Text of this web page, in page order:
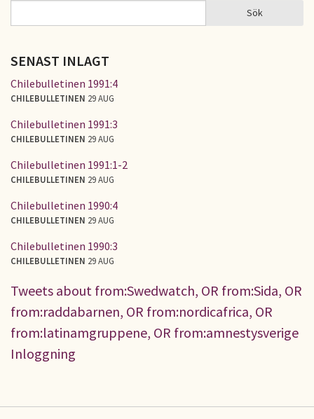
SÖKFORMULÄR Sök
SENAST INLAGT
Chilebulletinen 1991:4
CHILEBULLETINEN 29 AUG
Chilebulletinen 1991:3
CHILEBULLETINEN 29 AUG
Chilebulletinen 1991:1-2
CHILEBULLETINEN 29 AUG
Chilebulletinen 1990:4
CHILEBULLETINEN 29 AUG
Chilebulletinen 1990:3
CHILEBULLETINEN 29 AUG
Tweets about from:Swedwatch, OR from:Sida, OR
from:raddabarnen, OR from:nordicafrica, OR
from:latinamgruppene, OR from:amnestysverige
Inloggning